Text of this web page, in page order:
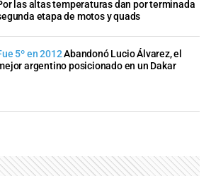
las altas temperaturas dan por terminada
etapa de motos y quads
5º en 2012Abandonó Lucio Álvarez, el
argentino posicionado en un Dakar